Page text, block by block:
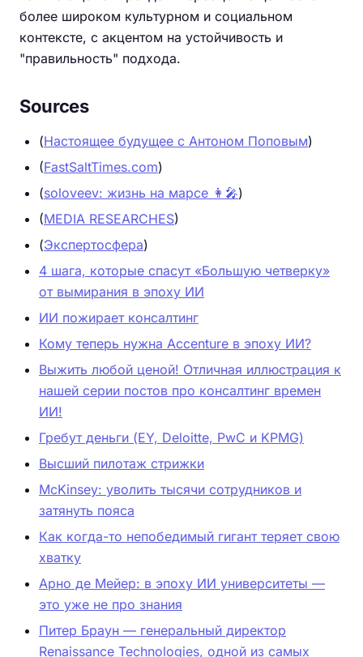
более широком культурном и социальном
контексте, с акцентом на устойчивость и
"правильность" подхода.
Sources
(Настоящее будущее с Антоном Поповым)
(FastSaltTimes.com)
(soloveev: жизнь на марсе 👩‍🎤)
(MEDIA RESEARCHES)
(Экспертосфера)
4 шага, которые спасут «Большую четверку»
от вымирания в эпоху ИИ
ИИ пожирает консалтинг
Кому теперь нужна Accenture в эпоху ИИ?
Выжить любой ценой! Отличная иллюстрация к
нашей серии постов про консалтинг времен
ИИ!
Гребут деньги (EY, Deloitte, PwC и KPMG)
Высший пилотаж стрижки
McKinsey: уволить тысячи сотрудников и
затянуть пояса
Как когда-то непобедимый гигант теряет свою
хватку
Арно де Мейер: в эпоху ИИ университеты —
это уже не про знания
Питер Браун — генеральный директор
Renaissance Technologies, одной из самых